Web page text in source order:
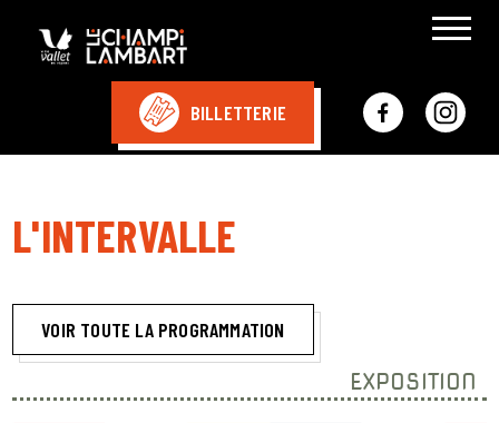
BILLETTERIE
L'INTERVALLE
VOIR TOUTE LA PROGRAMMATION
EXPOSITION